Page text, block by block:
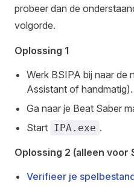
probeer dan de
volgorde.
Oplossing 1
Werk BSIPA bij naar de
Assistant of handmatig).
Ga naar je Beat Saber
Start IPA.exe .
Oplossing 2 (alleen voor
Verifieer je